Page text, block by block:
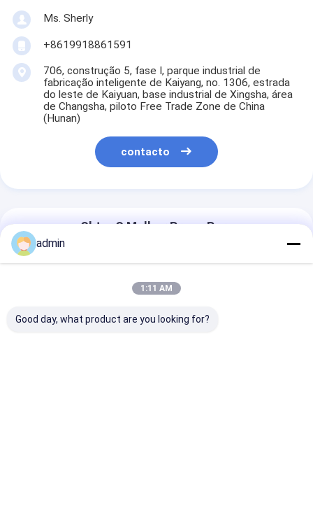
Ms. Sherly
+8619918861591
706, construção 5, fase I, parque industrial de
fabricação inteligente de Kaiyang, no. 1306, estrada
do leste de Kaiyuan, base industrial de Xingsha, área
de Changsha, piloto Free Trade Zone de China
(Hunan)
contacto
Obter O Melhor Preço Para
placa placa principal UV da
da impressora TX800 do leito
da única
admin
1:11 AM
Good day, what product are you looking for?